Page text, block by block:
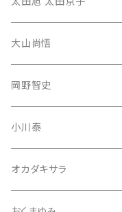
大山尚悟
岡野智史
小川泰
オカダキサラ